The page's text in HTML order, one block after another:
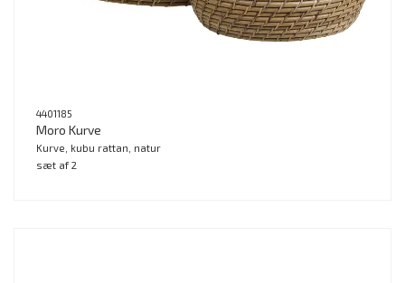
4401185
Moro Kurve
Kurve, kubu rattan, natur
sæt af 2